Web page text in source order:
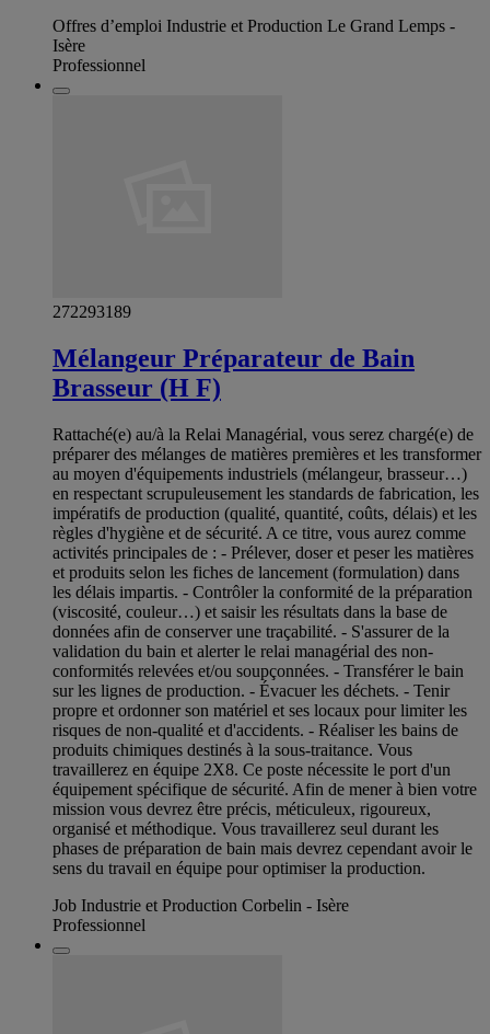
Offres d’emploi Industrie et Production Le Grand Lemps -
Isère
Professionnel
272293189
Mélangeur Préparateur de Bain
Brasseur (H F)
Rattaché(e) au/à la Relai Managérial, vous serez chargé(e) de
préparer des mélanges de matières premières et les transformer
au moyen d'équipements industriels (mélangeur, brasseur…)
en respectant scrupuleusement les standards de fabrication, les
impératifs de production (qualité, quantité, coûts, délais) et les
règles d'hygiène et de sécurité. A ce titre, vous aurez comme
activités principales de : - Prélever, doser et peser les matières
et produits selon les fiches de lancement (formulation) dans
les délais impartis. - Contrôler la conformité de la préparation
(viscosité, couleur…) et saisir les résultats dans la base de
données afin de conserver une traçabilité. - S'assurer de la
validation du bain et alerter le relai managérial des non-
conformités relevées et/ou soupçonnées. - Transférer le bain
sur les lignes de production. - Évacuer les déchets. - Tenir
propre et ordonner son matériel et ses locaux pour limiter les
risques de non-qualité et d'accidents. - Réaliser les bains de
produits chimiques destinés à la sous-traitance. Vous
travaillerez en équipe 2X8. Ce poste nécessite le port d'un
équipement spécifique de sécurité. Afin de mener à bien votre
mission vous devrez être précis, méticuleux, rigoureux,
organisé et méthodique. Vous travaillerez seul durant les
phases de préparation de bain mais devrez cependant avoir le
sens du travail en équipe pour optimiser la production.
Job Industrie et Production Corbelin - Isère
Professionnel